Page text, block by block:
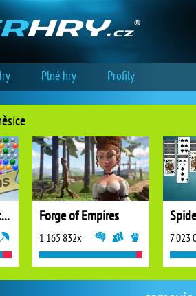
Bubble Shooter Extreme Forge of Empires
1 165 832x 7 023
Plné hry Profily